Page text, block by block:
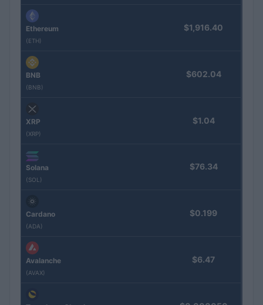
Ethereum
(ETH)
$1,916.40
BNB
(BNB)
$602.04
XRP
(XRP)
$1.04
Solana
(SOL)
$76.34
Cardano
(ADA)
$0.199
Avalanche
(AVAX)
$6.47